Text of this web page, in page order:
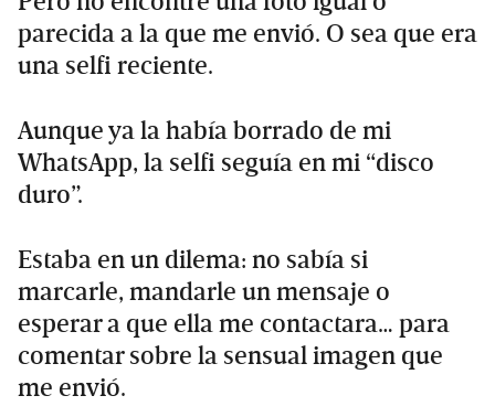
parecida a la que me envió. O sea que era
una selfi reciente.
Aunque ya la había borrado de mi
WhatsApp, la selfi seguía en mi “disco
duro”.
Estaba en un dilema: no sabía si
marcarle, mandarle un mensaje o
esperar a que ella me contactara… para
comentar sobre la sensual imagen que
me envió.